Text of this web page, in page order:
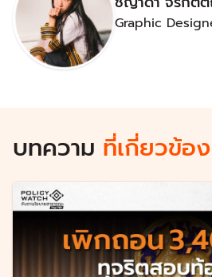
Graphic
บทความ ที่เกี่ยวข้อง